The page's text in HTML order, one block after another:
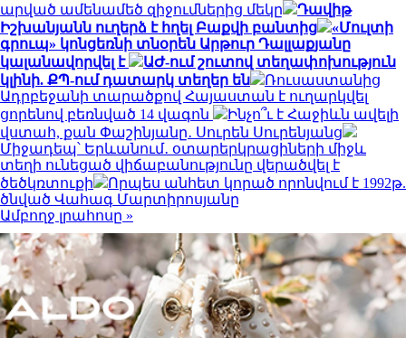
արված ամենամեծ զիջումներից մեկը
Դավիթ
Իշխանյանն ուղերձ է հղել Բաքվի բանտից
«Մուլտի
գրուպ» կոնցեռնի տնօրեն Արթուր Դալլաքյանը
կալանավորվել է
ԱԺ-ում շուտով տեղափոխություն
կլինի. ՔՊ-ում դատարկ տեղեր են
Ռուսաստանից
Ադրբեջանի տարածքով Հայաստան է ուղարկվել
ցորենով բեռնված 14 վագոն
Ինչո՞ւ է Հաջիևն ավելի
վստահ, քան Փաշինյանը․ Սուրեն Սուրենյանց
Միջադեպ՝ Երևանում․ օտարերկրացիների միջև
տեղի ունեցած վիճաբանությունը վերածվել է
ծեծկռտուքի
Որպես անհետ կորած որոնվում է 1992թ.
ծնված Վահագ Մարտիրոսյանը
Ամբողջ լրահոսը »